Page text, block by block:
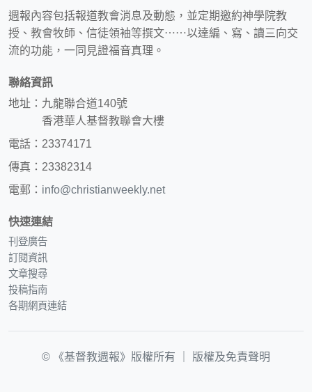
週報內容包括報道教會消息及動態，並定期邀約神學院教
授、教會牧師、信徒領袖等撰文⋯⋯以達編、寫、讀三向交
流的功能，一同見證福音真理。
聯絡資訊
地址：九龍聯合道140號
香港華人基督教聯會大樓
電話：23374171
傳真：23382314
電郵： info@christianweekly.net
快速連結
刊登廣告
訂閱資訊
文章搜尋
投稿指南
各期網頁連結
© 《基督教週報》版權所有 ｜ 版權及免責聲明